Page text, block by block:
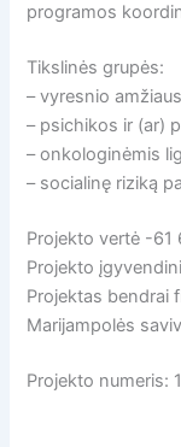
programos
Tikslinės grupės:
– vyresnio
– psichikos ir (ar)
– onkologinėmis
– socialinę riziką
Projekto vertė -61
Projekto
Projektas bendrai
Marijampolės
Projekto numeris: